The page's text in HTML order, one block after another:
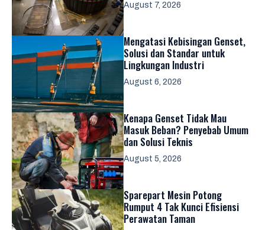
August 7, 2026
Mengatasi Kebisingan Genset,
Solusi dan Standar untuk
Lingkungan Industri
August 6, 2026
Kenapa Genset Tidak Mau
Masuk Beban? Penyebab Umum
dan Solusi Teknis
August 5, 2026
Sparepart Mesin Potong
Rumput 4 Tak Kunci Efisiensi
Perawatan Taman